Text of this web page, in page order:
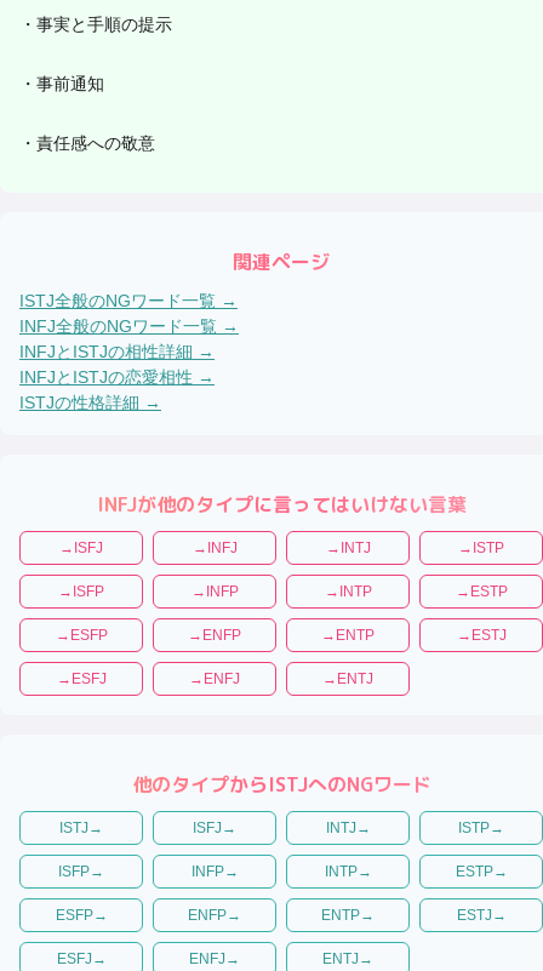
・ 事実と手順の提示
・ 事前通知
・ 責任感への敬意
関連ページ
ISTJ全般のNGワード一覧 →
INFJ全般のNGワード一覧 →
INFJと ISTJの相性詳細 →
INFJと ISTJの恋愛相性 →
ISTJの性格詳細 →
INFJが他のタイプに言ってはいけない言葉
→ ISFJ → INFJ → INTJ → ISTP
→ ISFP → INFP → INTP → ESTP
→ ESFP → ENFP → ENTP → ESTJ
→ ESFJ → ENFJ → ENTJ
他のタイプからISTJへのNGワード
ISTJ → ISFJ → INTJ → ISTP→
ISFP→ INFP→ INTP→ ESTP→
ESFP→ ENFP→ ENTP→ ESTJ →
ESFJ → ENFJ → ENTJ →